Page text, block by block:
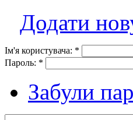
Додати
Ім'я користувача: *
Пароль: *
Забули